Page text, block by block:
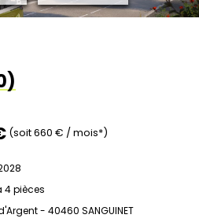
(soit 660 € / mois*)
4 pièces
- 40460 SANGUINET